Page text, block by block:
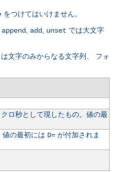
をつけてはいけません。
append add unset では大文字
は文字のみからなる文字列、 フォ
ロ秒として現したもの。値の最
値の最初には D=が付加されま